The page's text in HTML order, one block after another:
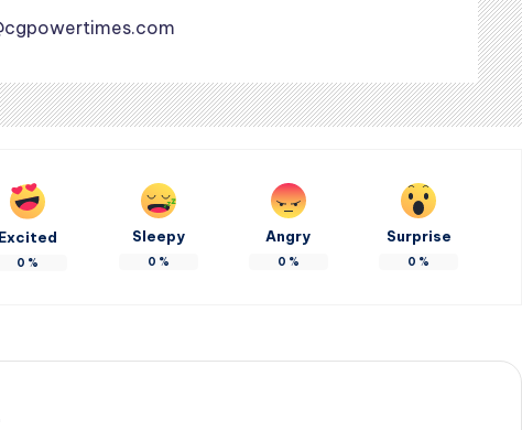
Excited
0 %
Sleepy
0 %
Angry
0 %
Surprise
0 %